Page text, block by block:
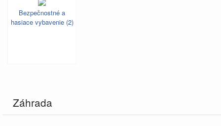
Bezpečnostné a
hasiace vybavenie (2)
Záhrada